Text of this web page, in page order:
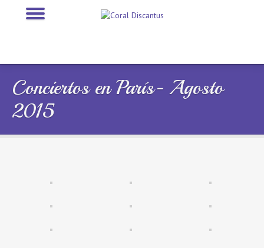
Conciertos en París- Agosto
2015